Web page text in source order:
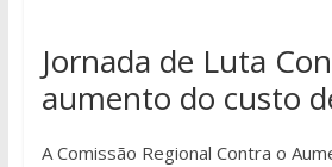
Jornada de Luta
aumento do custo
A Comissão Regional Contra o